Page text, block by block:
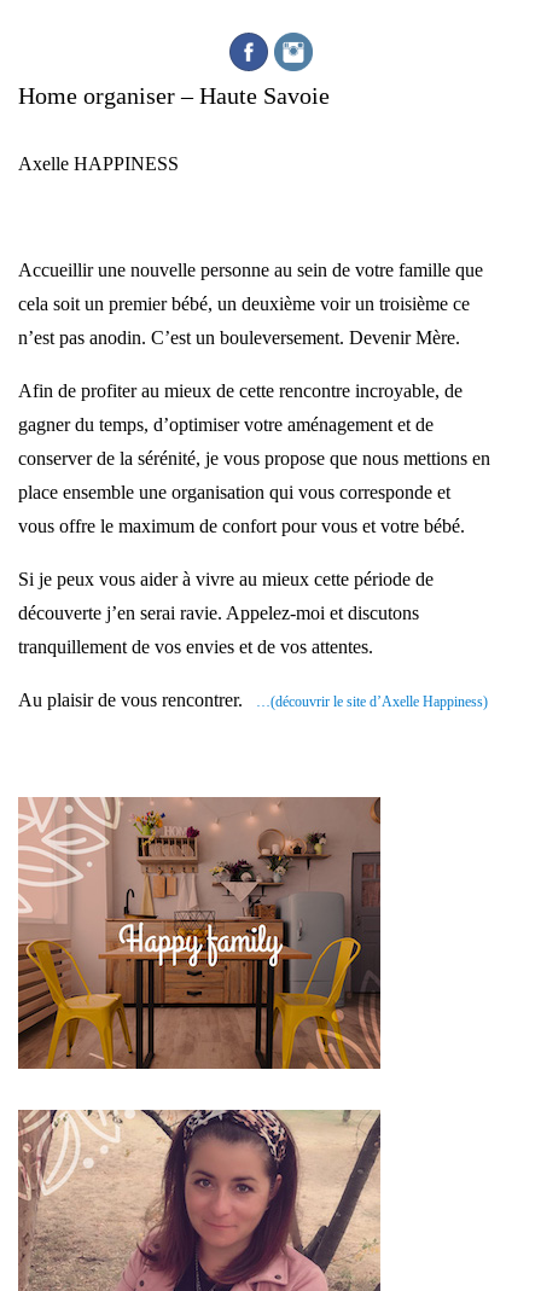
Home organiser – Haute Savoie
Axelle HAPPINESS
Accueillir une nouvelle personne au sein de votre famille que
cela soit un premier bébé, un deuxième voir un troisième ce
n’est pas anodin. C’est un bouleversement. Devenir Mère.
Afin de profiter au mieux de cette rencontre incroyable, de
gagner du temps, d’optimiser votre aménagement et de
conserver de la sérénité, je vous propose que nous mettions en
place ensemble une organisation qui vous corresponde et
vous offre le maximum de confort pour vous et votre bébé.
Si je peux vous aider à vivre au mieux cette période de
découverte j’en serai ravie. Appelez-moi et discutons
tranquillement de vos envies et de vos attentes.
Au plaisir de vous rencontrer. …(découvrir le site d’Axelle Happiness)